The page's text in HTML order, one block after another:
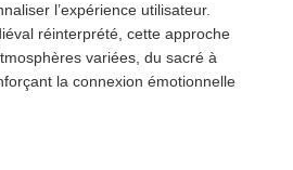
l’expérience utilisateur.
réinterprété, cette approche
variées, du sacré à
la connexion émotionnelle